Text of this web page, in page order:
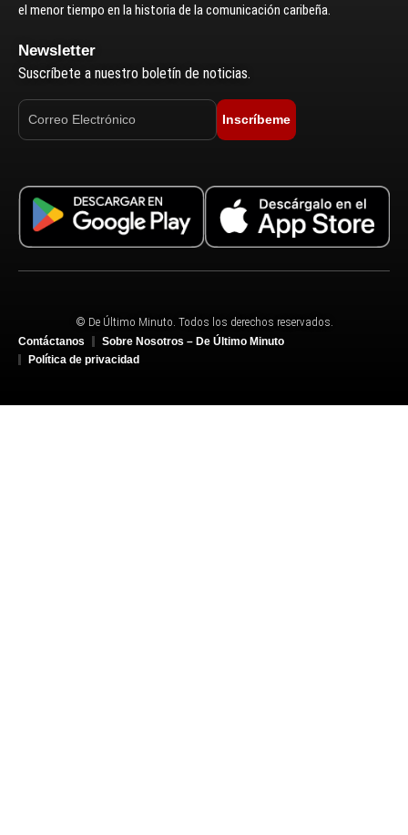
el menor tiempo en la historia de la comunicación caribeña.
Newsletter
Suscríbete a nuestro boletín de noticias.
Inscríbeme
© De Último Minuto. Todos los derechos reservados.
Contáctanos
Sobre Nosotros – De Último Minuto
Política de privacidad